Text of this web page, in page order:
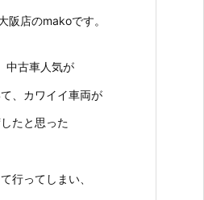
阪店のmakoです。
中古車人気が
、カワイイ車両が
たと思った
行ってしまい、